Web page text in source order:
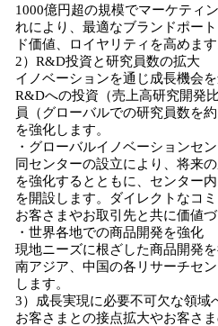
1000億円超の規模でマーケティ
れにより、最適なブランドポー
ド価値、ロイヤリティを高めます
2）R&D投資と研究員数の拡大
イノベーションを通じ成長機会
R&Dへの投資（売上高研究開発
員（グローバルでの研究員数を
を強化します。
・グローバルイノベーションセ
同センターの設立により、将来
を強化するとともに、センター
を開設します。ダイレクトなコ
お客さまやお取引先と共に価値づ
・世界各地での商品開発を強化
現地ニーズに根ざした商品開発
南アジア、中国の各リサーチセ
します。
3）成長実現に必要不可欠な領域
お客さまとの接点拡大やお客さ